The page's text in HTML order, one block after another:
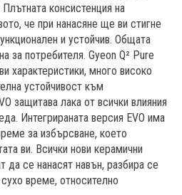
консистенция на
че при нанасяне ще ви стигне
и устойчив. Общата
за потребителя. Gyeon Q² Pure
характеристики, много високо
устойчивост към
защитава лака от всички влияния
Интегрираната версия EVO има
за избърсване, което
ви. Всички нови керамични
да се нанасят навън, разбира се
време, относително